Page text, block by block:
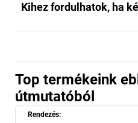
Kihez fordulhatok, ha
Top termékeink
útmutatóból
Rendezés: